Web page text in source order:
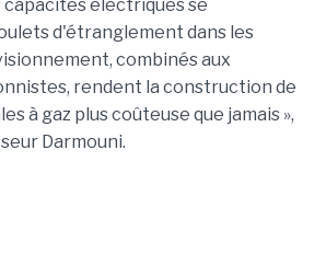
capacités électriques se
d'étranglement dans les
combinés aux
rendent la construction de
à gaz plus coûteuse que jamais »,
Darmouni.